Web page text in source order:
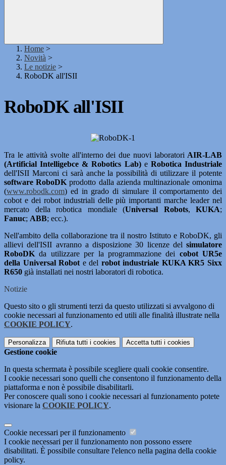
Home >
Novità >
Le notizie >
RoboDK all'ISII
RoboDK all'ISII
Tra le attività svolte all'interno dei due nuovi laboratori AIR-LAB
(Artificial Intelligebce & Robotics Lab)e Robotica Industriale
dell'ISII Marconi ci sarà anche la possibilità di utilizzare il potente
software RoboDK prodotto dalla azienda multinazionale omonima
(www.robodk.com) ed in grado di simulare il comportamento dei
cobot e dei robot industriali delle più importanti marche leader nel
mercato della robotica mondiale (Universal Robots, KUKA;
Fanuc; ABB; ecc.).
Nell'ambito della collaborazione tra il nostro Istituto e RoboDK, gli
allievi dell'ISII avranno a disposizione 30 licenze del simulatore
RoboDK da utilizzare per la programmazione dei cobot UR5e
della Universal Robot e del robot industriale KUKA KR5 Sixx
R650 già installati nei nostri laboratori di robotica.
Notizie
Questo sito o gli strumenti terzi da questo utilizzati si avvalgono di
cookie necessari al funzionamento ed utili alle finalità illustrate nella
COOKIE POLICY.
Personalizza Rifiuta tutti i cookies Accetta tutti i cookies
Gestione cookie
In questa schermata è possibile scegliere quali cookie consentire.
I cookie necessari sono quelli che consentono il funzionamento della
piattaforma e non è possibile disabilitarli.
Per conoscere quali sono i cookie necessari al funzionamento potete
visionare la COOKIE POLICY.
Cookie necessari per il funzionamento
I cookie necessari per il funzionamento non possono essere
disabilitati. È possibile consultare l'elenco nella pagina della cookie
policy.